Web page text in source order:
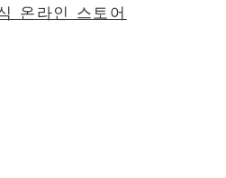
온라인 스토어